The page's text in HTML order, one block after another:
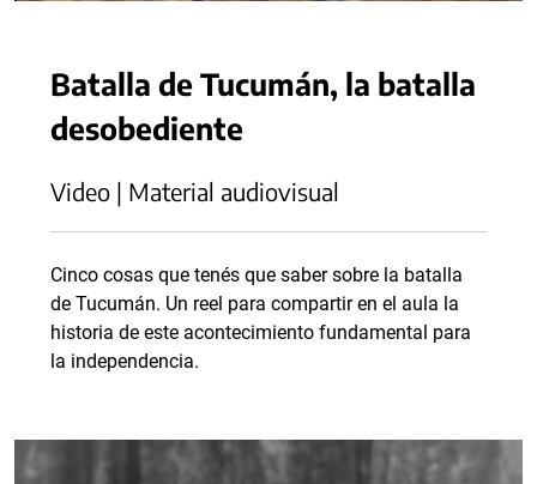
Batalla de Tucumán, la batalla
desobediente
Video | Material audiovisual
Cinco cosas que tenés que saber sobre la batalla
de Tucumán. Un reel para compartir en el aula la
historia de este acontecimiento fundamental para
la independencia.